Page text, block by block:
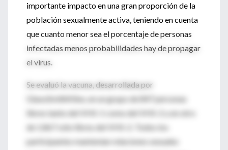
importante impacto en una gran proporción de la
población sexualmente activa, teniendo en cuenta
que cuanto menor sea el porcentaje de personas
infectadas menos probabilidades hay de propagar
el virus.
Se evaluó la vacuna, desarrollada por
GlaxoSmithKline, en un grupo de 847 personas
libres tanto del VHS-1 como del VHS-2 y en otro
de 1.867 sólo libres del VHS-2. Todos los
participantes mantenían relaciones sexuales